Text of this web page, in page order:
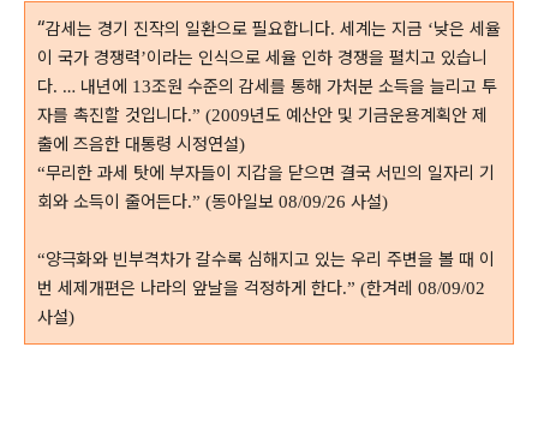
“감세는 경기 진작의 일환으로 필요합니다. 세계는 지금 ‘낮은 세율
이 국가 경쟁력’이라는 인식으로 세율 인하 경쟁을 펼치고 있습니
다. … 내년에 13조원 수준의 감세를 통해 가처분 소득을 늘리고 투
자를 촉진할 것입니다.” (2009년도 예산안 및 기금운용계획안 제
출에 즈음한 대통령 시정연설)
“무리한 과세 탓에 부자들이 지갑을 닫으면 결국 서민의 일자리 기
회와 소득이 줄어든다.” (동아일보 08/09/26 사설)
“양극화와 빈부격차가 갈수록 심해지고 있는 우리 주변을 볼 때 이
번 세제개편은 나라의 앞날을 걱정하게 한다.” (한겨레 08/09/02
사설)